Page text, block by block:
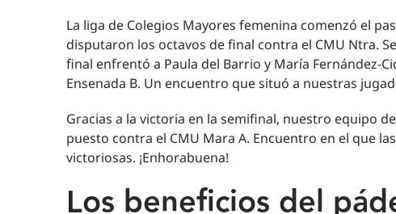
La liga de Colegios Mayores femenina comenzó el
disputaron los octavos de final contra el CMU Ntra.
final enfrentó a Paula del Barrio y María Fernández-
Ensenada B. Un encuentro que situó a nuestras
Gracias a la victoria en la semifinal, nuestro equipo
puesto contra el CMU Mara A. Encuentro en el que
victoriosas. ¡Enhorabuena!
Los beneficios del